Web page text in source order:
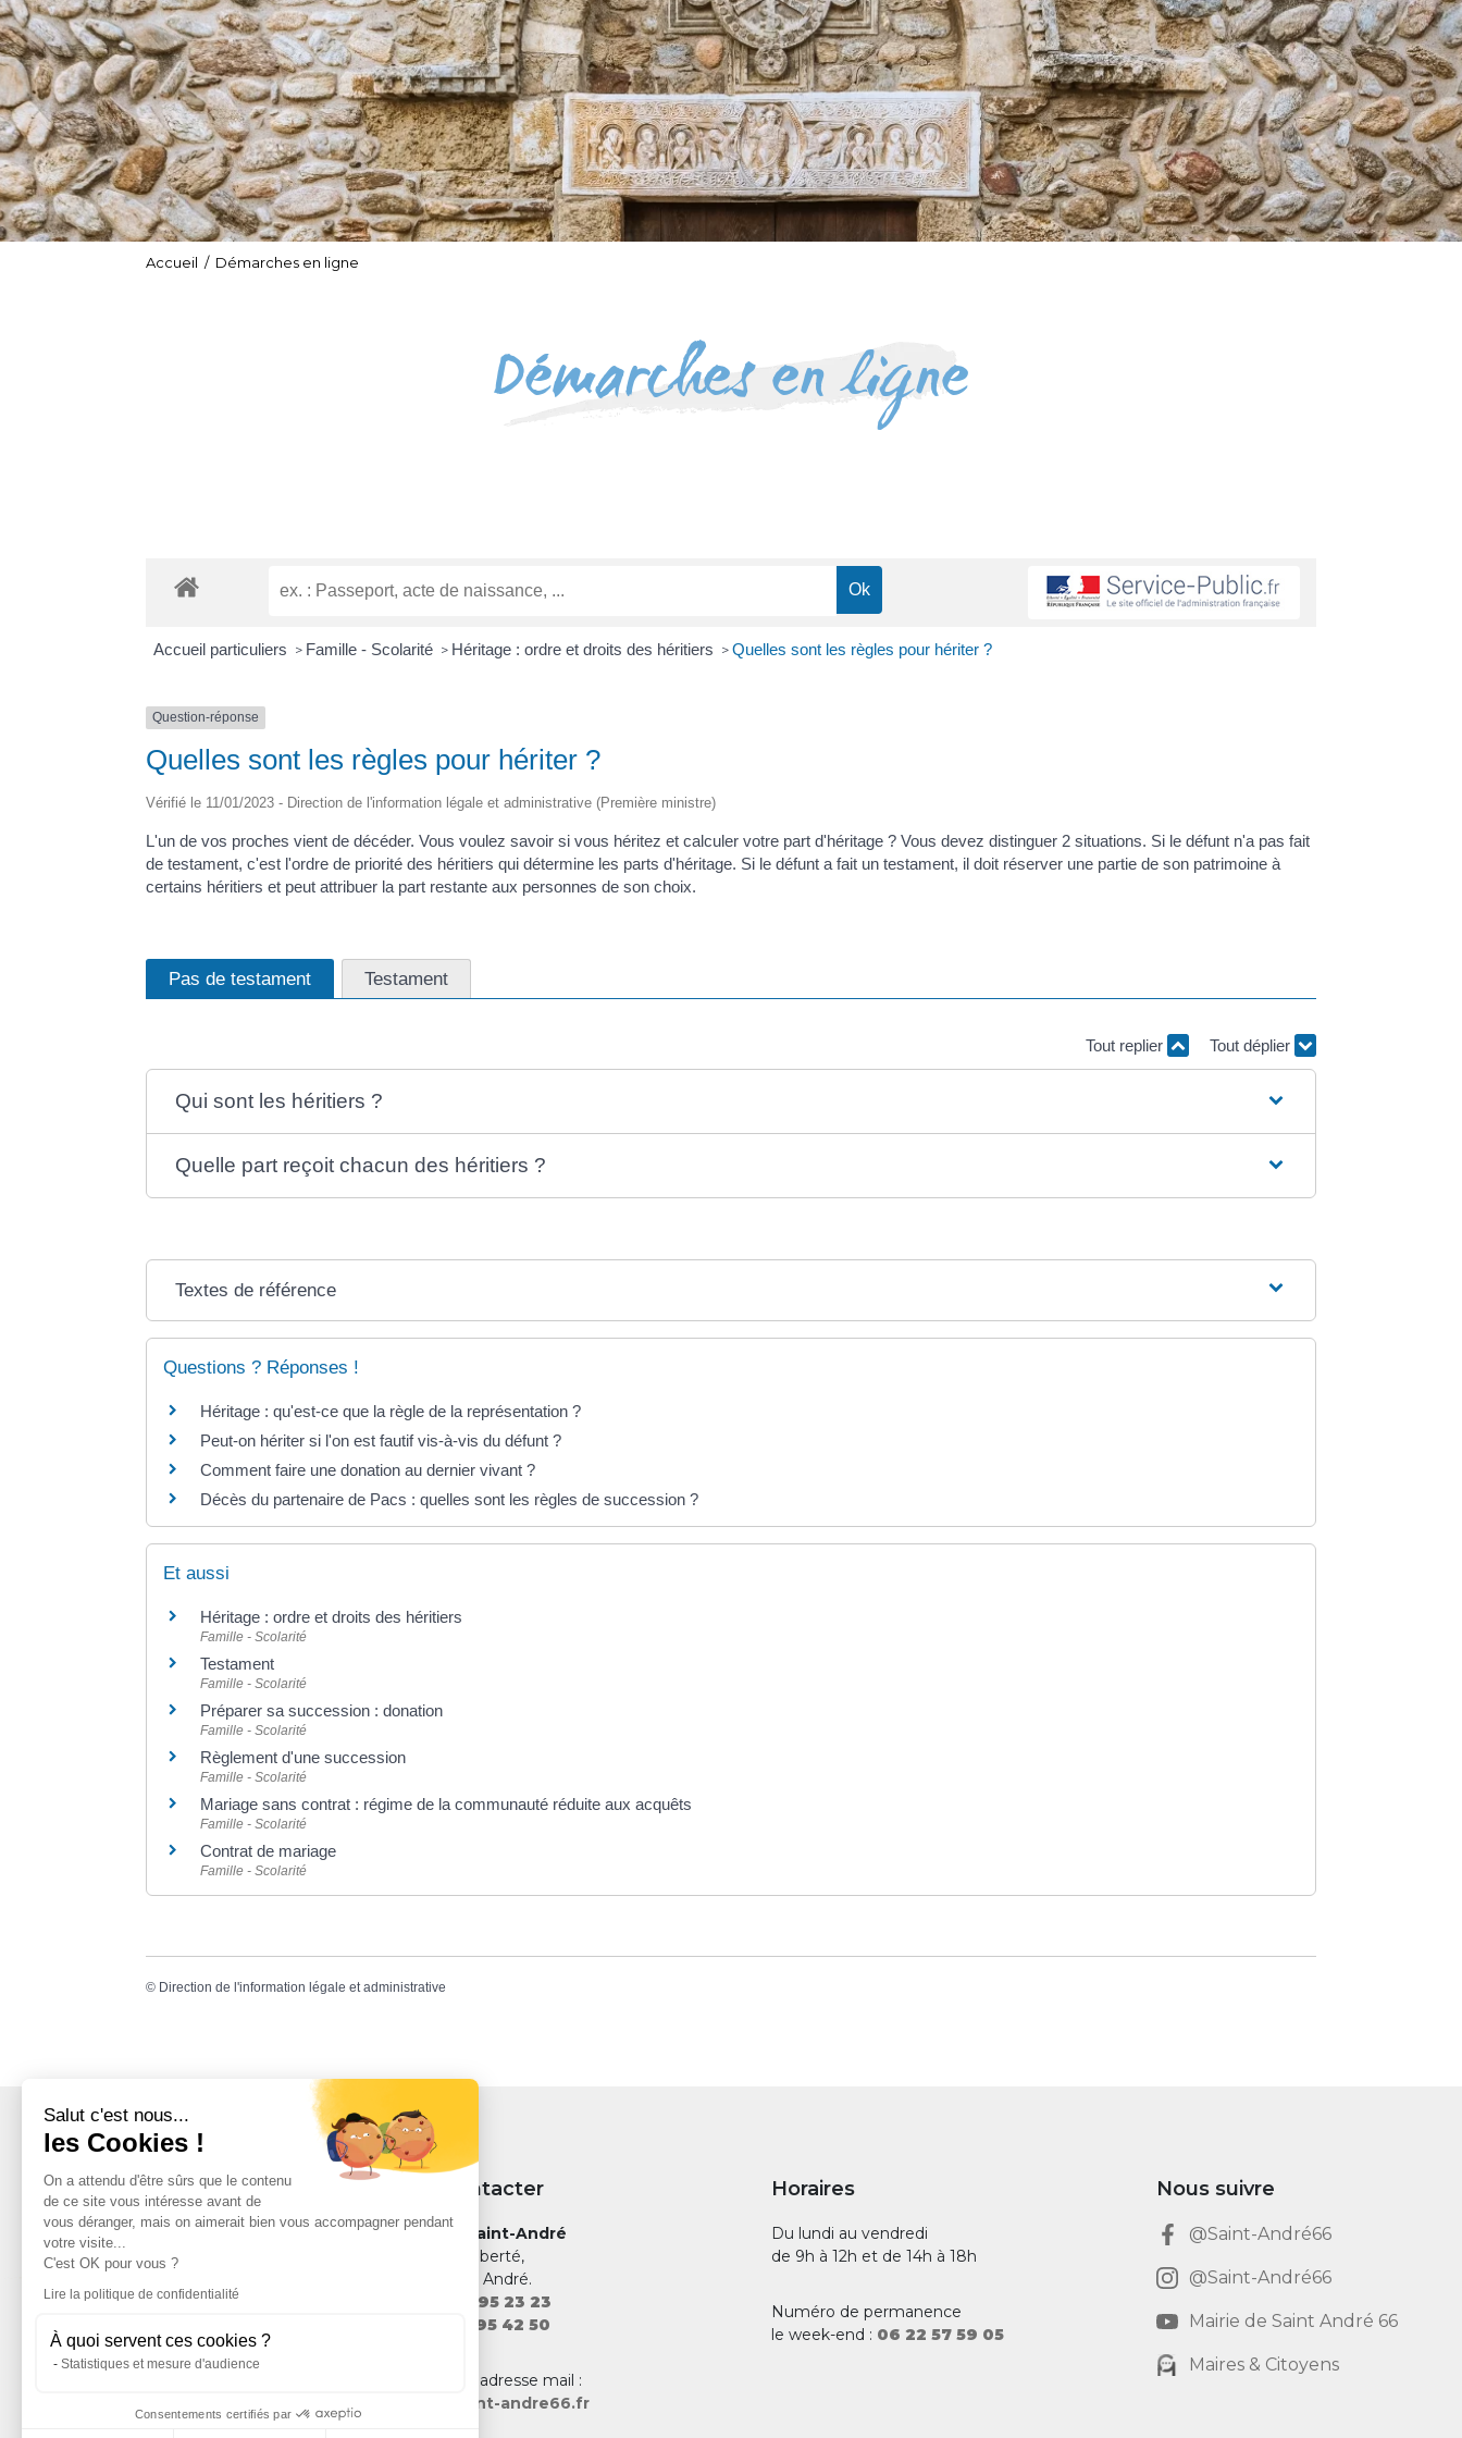
Accueil / Démarches en ligne
Démarches en ligne
Accueil particuliers > Famille - Scolarité > Héritage : ordre et droits des héritiers >Quelles sont les règles pour hériter ?
Question-réponse
Quelles sont les règles pour hériter ?
Vérifié le 11/01/2023 - Direction de l'information légale et administrative (Première ministre)
L'un de vos proches vient de décéder. Vous voulez savoir si vous héritez et calculer votre part d'héritage ? Vous devez distinguer 2 situations. Si le défunt n'a pas fait
de testament, c'est l'ordre de priorité des héritiers qui détermine les parts d'héritage. Si le défunt a fait un testament, il doit réserver une partie de son patrimoine à
certains héritiers et peut attribuer la part restante aux personnes de son choix.
Pas de testament Testament
Tout replier Tout déplier
Qui sont les héritiers ?
Quelle part reçoit chacun des héritiers ?
Textes de référence
Questions ? Réponses !
Héritage : qu'est-ce que la règle de la représentation ?
Peut-on hériter si l'on est fautif vis-à-vis du défunt ?
Comment faire une donation au dernier vivant ?
Décès du partenaire de Pacs : quelles sont les règles de succession ?
Et aussi
Héritage : ordre et droits des héritiers
Famille - Scolarité
Testament
Famille - Scolarité
Préparer sa succession : donation
Famille - Scolarité
Règlement d'une succession
Famille - Scolarité
Mariage sans contrat : régime de la communauté réduite aux acquêts
Famille - Scolarité
Contrat de mariage
Famille - Scolarité
© Direction de l'information légale et administrative
Nous contacter
Mairie de Saint-André
Allée de la Liberté,
66 690 Saint André.
04 68 95 23 23
04 68 95 42 50
ou via notre adresse mail :
mairie@saint-andre66.fr
Horaires
Du lundi au vendredi
de 9h à 12h et de 14h à 18h
Numéro de permanence
le week-end : 06 22 57 59 05
Nous suivre
@Saint-André66
@Saint-André66
Mairie de Saint André 66
Maires & Citoyens
Salut c'est nous...
les Cookies !
On a attendu d'être sûrs que le contenu
de ce site vous intéresse avant de
vous déranger, mais on aimerait bien vous accompagner pendant
votre visite...
C'est OK pour vous ?
Lire la politique de confidentialité
À quoi servent ces cookies ?
Statistiques et mesure d'audience
Consentements certifiés par